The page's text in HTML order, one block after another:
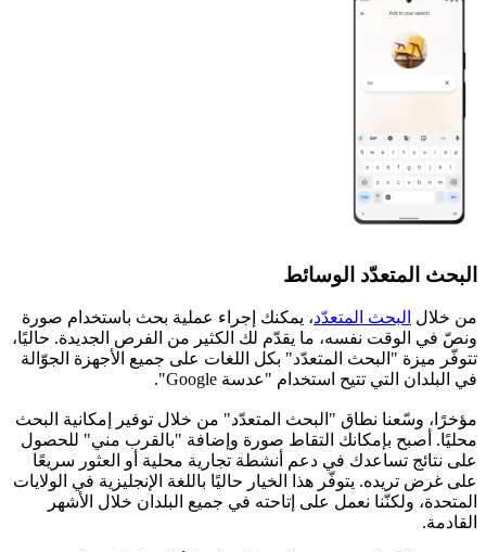
البحث المتعدّد الوسائط
من خلال البحث المتعدّد، يمكنك إجراء عملية بحث باستخدام صورة
ونصّ في الوقت نفسه، ما يقدّم لك الكثير من الفرص الجديدة. حاليًا،
تتوفّر ميزة "البحث المتعدّد" بكل اللغات على جميع الأجهزة الجوّالة
في البلدان التي تتيح استخدام "عدسة Google".
مؤخرًا، وسّعنا نطاق "البحث المتعدّد" من خلال توفير إمكانية البحث
محليًا. أصبح بإمكانك التقاط صورة وإضافة "بالقرب مني" للحصول
على نتائج تساعدك في دعم أنشطة تجارية محلية أو العثور سريعًا
على غرض تريده. يتوفّر هذا الخيار حاليًا باللغة الإنجليزية في الولايات
المتحدة، ولكنّنا نعمل على إتاحته في جميع البلدان خلال الأشهر
القادمة.